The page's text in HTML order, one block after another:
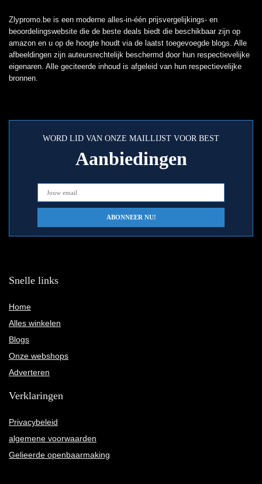
Zlypromo.be is een moderne alles-in-één prijsvergelijkings- en
beoordelingswebsite die de beste deals biedt die beschikbaar zijn op
amazon en u op de hoogte houdt via de laatst toegevoegde blogs. Alle
afbeeldingen zijn auteursrechtelijk beschermd door hun respectievelijke
eigenaren. Alle geciteerde inhoud is afgeleid van hun respectievelijke
bronnen.
WORD LID VAN ONZE MAILLIJST VOOR BEST
Aanbiedingen
Snelle links
Home
Alles winkelen
Blogs
Onze webshops
Adverteren
Verklaringen
Privacybeleid
algemene voorwaarden
Gelieerde openbaarmaking